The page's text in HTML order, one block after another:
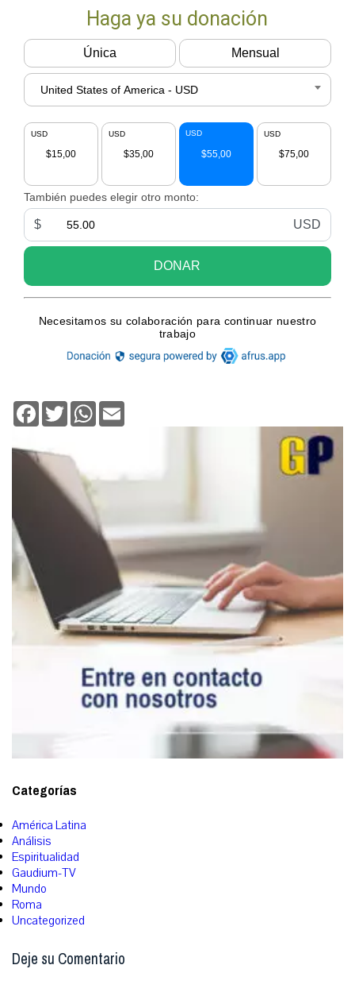
Facebook
TwitterWhatsApp
Categorías
América Latina
Análisis
Espiritualidad
Gaudium-TV
Mundo
Roma
Uncategorized
Deje su Comentario